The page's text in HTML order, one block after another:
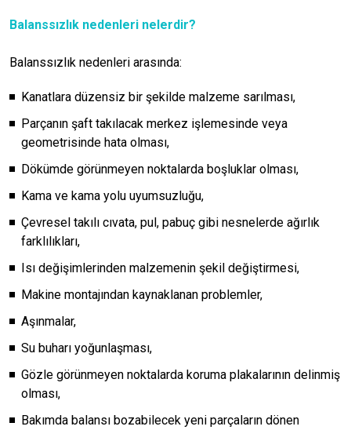
Balanssızlık nedenleri nelerdir?
Balanssızlık nedenleri arasında:
Kanatlara düzensiz bir şekilde malzeme sarılması,
Parçanın şaft takılacak merkez işlemesinde veya
geometrisinde hata olması,
Dökümde görünmeyen noktalarda boşluklar olması,
Kama ve kama yolu uyumsuzluğu,
Çevresel takılı cıvata, pul, pabuç gibi nesnelerde ağırlık
farklılıkları,
Isı değişimlerinden malzemenin şekil değiştirmesi,
Makine montajından kaynaklanan problemler,
Aşınmalar,
Su buharı yoğunlaşması,
Gözle görünmeyen noktalarda koruma plakalarının delinmiş
olması,
Bakımda balansı bozabilecek yeni parçaların dönen